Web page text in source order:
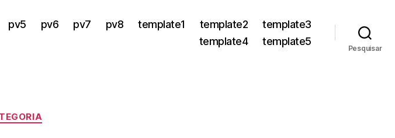
pv5 pv6 pv7 pv8 template1 template2
template3
template4
template5
Pesquisar
Categorias